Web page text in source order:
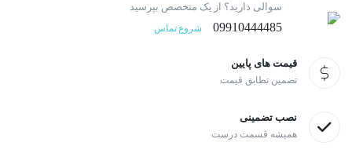
سوالی دارید؟ از یک متخصص بپرسید
09910444485 شروع تماس
قیمت های پایین
تضمین تطابق قیمت
نصب تضمینی
همیشه قسمت درست